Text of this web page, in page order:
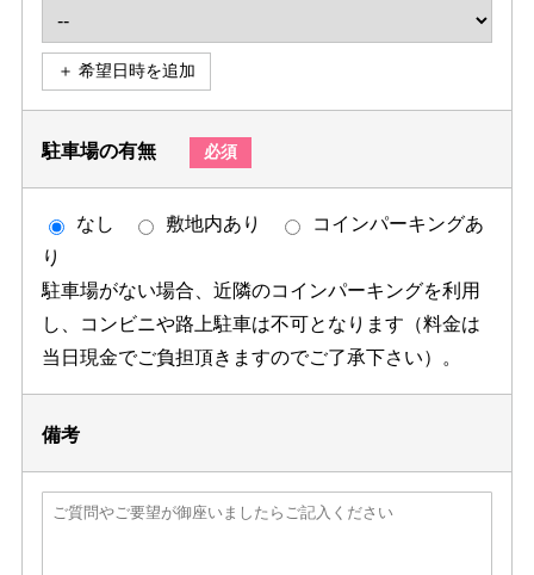
＋ 希望日時を追加
駐車場の有無 必須
なし 敷地内あり
コインパーキングあ
り
駐車場がない場合、近隣のコインパーキングを利用
し、コンビニや路上駐車は不可となります（料金は
当日現金でご負担頂きますのでご了承下さい）。
備考